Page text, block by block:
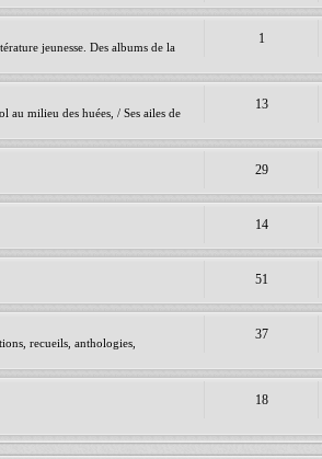
jeunesse. Des albums de la
1
au milieu des huées, / Ses ailes de
13
29
14
51
recueils, anthologies,
37
18